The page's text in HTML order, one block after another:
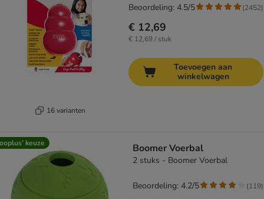
16 varianten
€ 12,69
€ 12,69 / stuk
Beoordeling: 4.5/5 (2452)
Toevoegen aan
winkelwagen
keuze Boomer Voerbal
2 stuks - Boomer Voerbal
Beoordeling: 4.2/5 (119)